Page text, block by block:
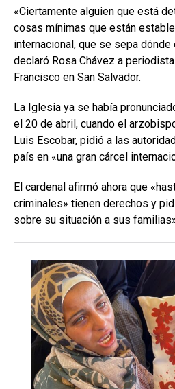
«Ciertamente alguien que está
cosas mínimas que están
internacional, que se sepa
declaró Rosa Chávez a
Francisco en San Salvador.
La Iglesia ya se había
el 20 de abril, cuando el
Luis Escobar, pidió a las
país en «una gran cárcel
El cardenal afirmó ahora que
criminales» tienen derechos y
sobre su situación a sus